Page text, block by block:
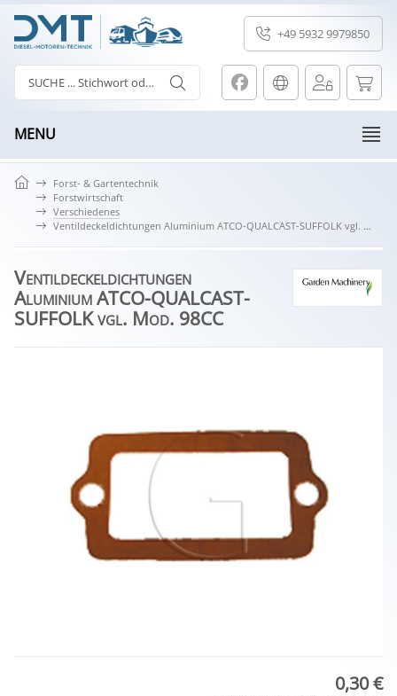
+49 5932 9979850
MENU
Forst- & Gartentechnik
Forstwirtschaft
Verschiedenes
Ventildeckeldichtungen Aluminium ATCO-QUALCAST-SUFFOLK vgl. Mod. 98CC
Ventildeckeldichtungen
Aluminium ATCO-QUALCAST-
SUFFOLK vgl. Mod. 98CC
0,30 €